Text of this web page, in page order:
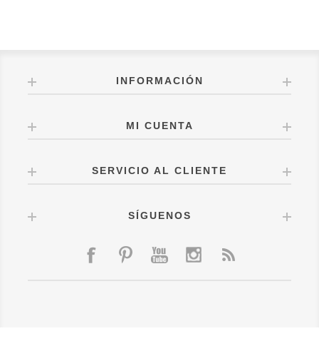
INFORMACIÓN
MI CUENTA
SERVICIO AL CLIENTE
SÍGUENOS